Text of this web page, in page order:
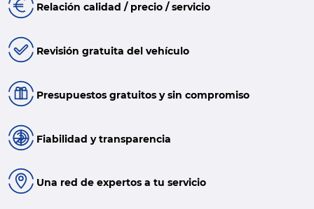
Relación calidad / precio / servicio
Revisión gratuita del vehículo
Presupuestos gratuitos y sin compromiso
Fiabilidad y transparencia
Una red de expertos a tu servicio